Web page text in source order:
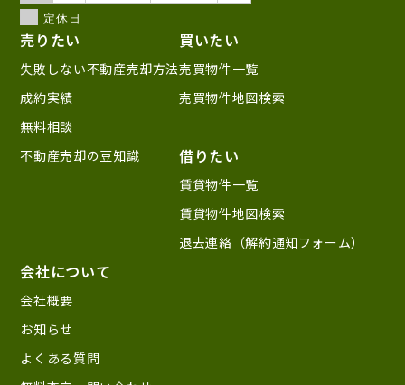
定休日
売りたい
失敗しない不動産売却方法
成約実績
無料相談
不動産売却の豆知識
買いたい
売買物件一覧
売買物件地図検索
借りたい
賃貸物件一覧
賃貸物件地図検索
退去連絡（解約通知フォーム）
会社について
会社概要
お知らせ
よくある質問